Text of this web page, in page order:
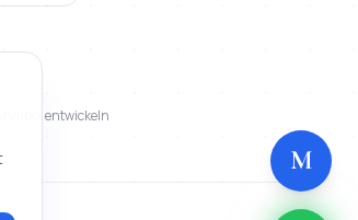
entwickeln
M